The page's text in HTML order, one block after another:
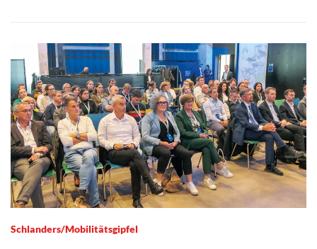
Schlanders/Mobilitätsgipfel